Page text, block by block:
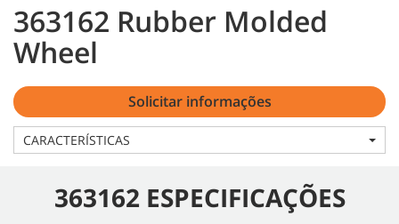
363162 Rubber Molded
Wheel
Solicitar informações
CARACTERÍSTICAS
363162 ESPECIFICAÇÕES